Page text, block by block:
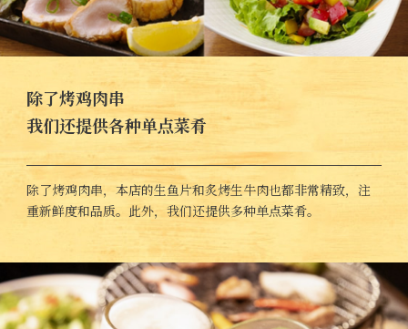
除了烤鸡肉串
我们还提供各种单点菜肴
除了烤鸡肉串，本店的生鱼片和炙烤生牛肉也都非常精致，注
重新鲜度和品质。此外，我们还提供多种单点菜肴。